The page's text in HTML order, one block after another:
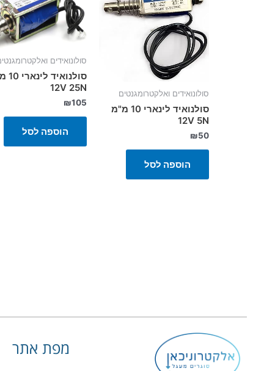
סולונואידים ואלקטרומגנטים
סולנואיד לינארי 10 מ"מ
12V 5N
₪50
הוספה לסל
סולונואידים
12V 25N
₪105
הוספה לסל
מפת אתר